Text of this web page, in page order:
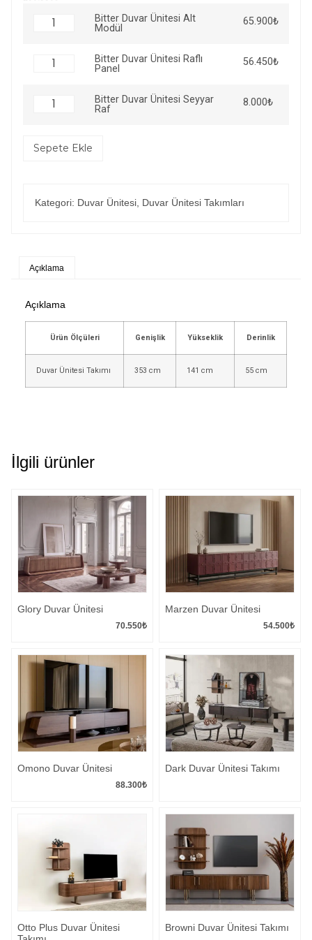
Bitter Duvar Ünitesi Alt
Modül
65.900₺
Bitter Duvar Ünitesi Raflı
Panel
56.450₺
Bitter Duvar Ünitesi Seyyar
Raf
8.000₺
Sepete Ekle
Kategori: Duvar Ünitesi, Duvar Ünitesi Takımları
Açıklama
Açıklama
Ürün Ölçüleri Genişlik Yükseklik Derinlik
Duvar Ünitesi Takımı 353 cm 141 cm 55 cm
İlgili ürünler
Glory Duvar Ünitesi
70.550₺
Marzen Duvar Ünitesi
54.500₺
Omono Duvar Ünitesi
88.300₺
Dark Duvar Ünitesi Takımı
Otto Plus Duvar Ünitesi
Browni Duvar Ünitesi Takımı